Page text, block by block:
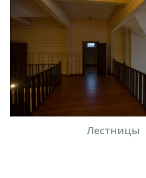
Лестницы